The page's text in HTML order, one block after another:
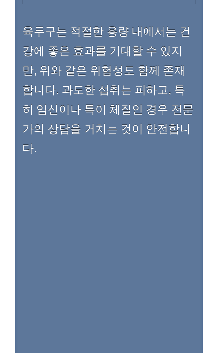
육두구는 적절한 용량 내에서는 건
강에 좋은 효과를 기대할 수 있지
만, 위와 같은 위험성도 함께 존재
합니다. 과도한 섭취는 피하고, 특
히 임신이나 특이 체질인 경우 전문
가의 상담을 거치는 것이 안전합니
다.